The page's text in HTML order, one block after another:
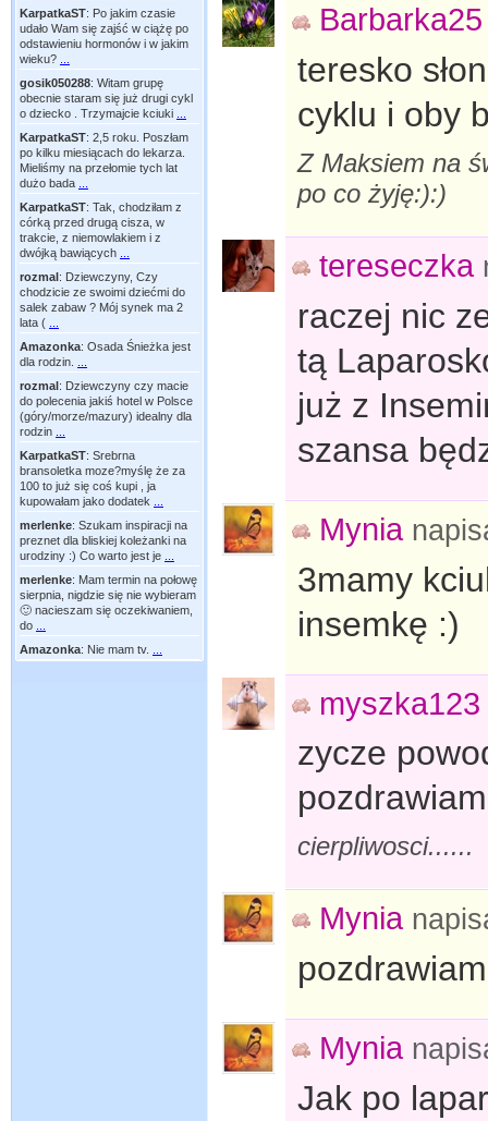
KarpatkaST: Po jakim czasie
udało Wam się zajść w ciążę po
odstawieniu hormonów i w jakim
wieku?
gosik050288: Witam grupę
obecnie staram się już drugi cykl
o dziecko . Trzymajcie kciuki
KarpatkaST: 2,5 roku. Poszłam
po kilku miesiącach do lekarza.
Mieliśmy na przełomie tych lat
dużo bada
KarpatkaST: Tak, chodziłam z
córką przed drugą cisza, w
trakcie, z niemowlakiem i z
dwójką bawiących
rozmal: Dziewczyny, Czy
chodzicie ze swoimi dziećmi do
salek zabaw ? Mój synek ma 2
lata (
Amazonka: Osada Śnieżka jest
dla rodzin.
rozmal: Dziewczyny czy macie
do polecenia jakiś hotel w Polsce
(góry/morze/mazury) idealny dla
rodzin
KarpatkaST: Srebrna
bransoletka moze?myślę że za
100 to już się coś kupi , ja
kupowałam jako dodatek
merlenke: Szukam inspiracji na
preznet dla bliskiej koleżanki na
urodziny :) Co warto jest je
merlenke: Mam termin na połowę
sierpnia, nigdzie się nie wybieram
🙂 nacieszam się oczekiwaniem,
do
Amazonka: Nie mam tv.
Barbarka25
teresko
cyklu i oby
Z Maksiem na
po co żyję:):)
tereseczka
raczej nic
tą
już z
szansa
Mynia
3mamy
insemkę :)
myszka123
zycze
cierpliwosci......
Mynia
Mynia
Jak po